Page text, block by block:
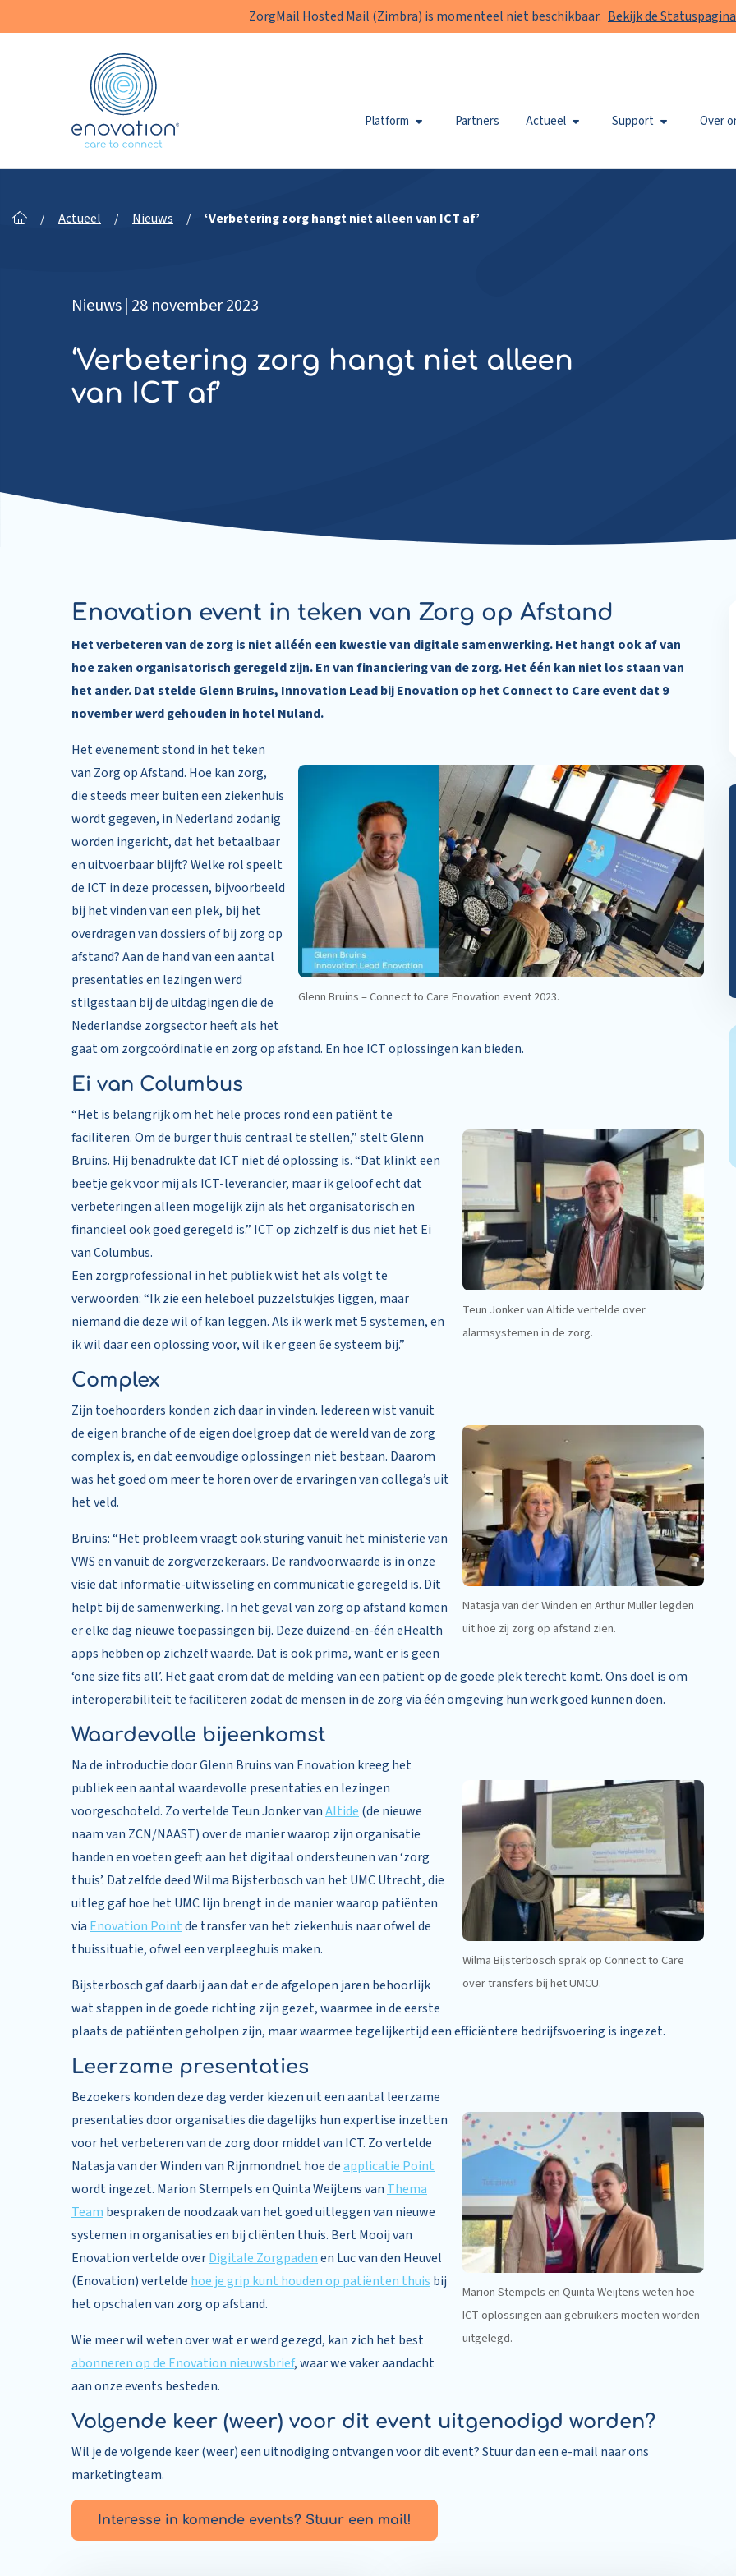
ZorgMail Hosted Mail (Zimbra) is momenteel niet beschikbaar. Bekijk de
Enovation
Platform Partners Actueel Support Over
/ Actueel / Nieuws / ‘Verbetering zorg hangt niet alleen van ICT af’
Nieuws| 28 november 2023
‘Verbetering zorg hangt niet alleen
van ICT af’
Enovation event in teken van Zorg op Afstand
Het verbeteren van de zorg is niet alléén een kwestie van digitale samenwerking. Het hangt ook af van
hoe zaken organisatorisch geregeld zijn. En van financiering van de zorg. Het één kan niet los staan van
het ander. Dat stelde Glenn Bruins, Innovation Lead bij Enovation op het Connect to Care event dat 9
november werd gehouden in hotel Nuland.
Glenn Bruins – Connect to Care Enovation event 2023.
Het evenement stond in het teken
van Zorg op Afstand. Hoe kan zorg,
die steeds meer buiten een ziekenhuis
wordt gegeven, in Nederland zodanig
worden ingericht, dat het betaalbaar
en uitvoerbaar blijft? Welke rol speelt
de ICT in deze processen, bijvoorbeeld
bij het vinden van een plek, bij het
overdragen van dossiers of bij zorg op
afstand? Aan de hand van een aantal
presentaties en lezingen werd
stilgestaan bij de uitdagingen die de
Nederlandse zorgsector heeft als het
gaat om zorgcoördinatie en zorg op afstand. En hoe ICT oplossingen kan bieden.
Ei van Columbus
Teun Jonker van Altide vertelde over
alarmsystemen in de zorg.
“Het is belangrijk om het hele proces rond een patiënt te
faciliteren. Om de burger thuis centraal te stellen,” stelt Glenn
Bruins. Hij benadrukte dat ICT niet dé oplossing is. “Dat klinkt een
beetje gek voor mij als ICT-leverancier, maar ik geloof echt dat
verbeteringen alleen mogelijk zijn als het organisatorisch en
financieel ook goed geregeld is.” ICT op zichzelf is dus niet het Ei
van Columbus.
Een zorgprofessional in het publiek wist het als volgt te
verwoorden: “Ik zie een heleboel puzzelstukjes liggen, maar
niemand die deze wil of kan leggen. Als ik werk met 5 systemen, en
ik wil daar een oplossing voor, wil ik er geen 6e systeem bij.”
Complex
Natasja van der Winden en Arthur Muller legden
uit hoe zij zorg op afstand zien.
Zijn toehoorders konden zich daar in vinden. Iedereen wist vanuit
de eigen branche of de eigen doelgroep dat de wereld van de zorg
complex is, en dat eenvoudige oplossingen niet bestaan. Daarom
was het goed om meer te horen over de ervaringen van collega’s uit
het veld.
Bruins: “Het probleem vraagt ook sturing vanuit het ministerie van
VWS en vanuit de zorgverzekeraars. De randvoorwaarde is in onze
visie dat informatie-uitwisseling en communicatie geregeld is. Dit
helpt bij de samenwerking. In het geval van zorg op afstand komen
er elke dag nieuwe toepassingen bij. Deze duizend-en-één eHealth
apps hebben op zichzelf waarde. Dat is ook prima, want er is geen
‘one size fits all’. Het gaat erom dat de melding van een patiënt op de goede plek terecht komt. Ons doel is om
interoperabiliteit te faciliteren zodat de mensen in de zorg via één omgeving hun werk goed kunnen doen.
Waardevolle bijeenkomst
Wilma Bijsterbosch sprak op Connect to Care
over transfers bij het UMCU.
Na de introductie door Glenn Bruins van Enovation kreeg het
publiek een aantal waardevolle presentaties en lezingen
voorgeschoteld. Zo vertelde Teun Jonker vanAltide (de nieuwe
naam van ZCN/NAAST) over de manier waarop zijn organisatie
handen en voeten geeft aan het digitaal ondersteunen van ‘zorg
thuis’. Datzelfde deed Wilma Bijsterbosch van het UMC Utrecht, die
uitleg gaf hoe het UMC lijn brengt in de manier waarop patiënten
via Enovation Pointde transfer van het ziekenhuis naar ofwel de
thuissituatie, ofwel een verpleeghuis maken.
Bijsterbosch gaf daarbij aan dat er de afgelopen jaren behoorlijk
wat stappen in de goede richting zijn gezet, waarmee in de eerste
plaats de patiënten geholpen zijn, maar waarmee tegelijkertijd een efficiëntere bedrijfsvoering is ingezet.
Leerzame presentaties
Marion Stempels en Quinta Weijtens weten hoe
ICT-oplossingen aan gebruikers moeten worden
uitgelegd.
Bezoekers konden deze dag verder kiezen uit een aantal leerzame
presentaties door organisaties die dagelijks hun expertise inzetten
voor het verbeteren van de zorg door middel van ICT. Zo vertelde
Natasja van der Winden van Rijnmondnet hoe deapplicatie Point
wordt ingezet. Marion Stempels en Quinta Weijtens van Thema
Team bespraken de noodzaak van het goed uitleggen van nieuwe
systemen in organisaties en bij cliënten thuis. Bert Mooij van
Enovation vertelde overDigitale Zorgpadenen Luc van den Heuvel
(Enovation) vertelde hoe je grip kunt houden op patiënten thuis bij
het opschalen van zorg op afstand.
Wie meer wil weten over wat er werd gezegd, kan zich het best
abonneren op de Enovation nieuwsbrief, waar we vaker aandacht
aan onze events besteden.
Volgende keer (weer) voor dit event uitgenodigd worden?
Wil je de volgende keer (weer) een uitnodiging ontvangen voor dit event? Stuur dan een e-mail naar ons
marketingteam.
Interesse in komende events? Stuur een mail!